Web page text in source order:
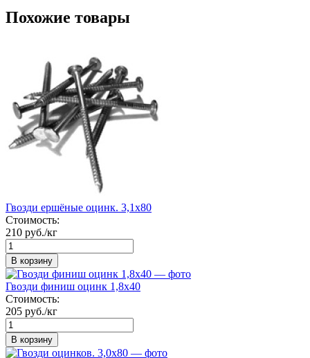
Похожие товары
Гвозди ершёные оцинк. 3,1х80
Стоимость:
210 руб./кг
В корзину
Гвозди финиш оцинк 1,8х40
Стоимость:
205 руб./кг
В корзину